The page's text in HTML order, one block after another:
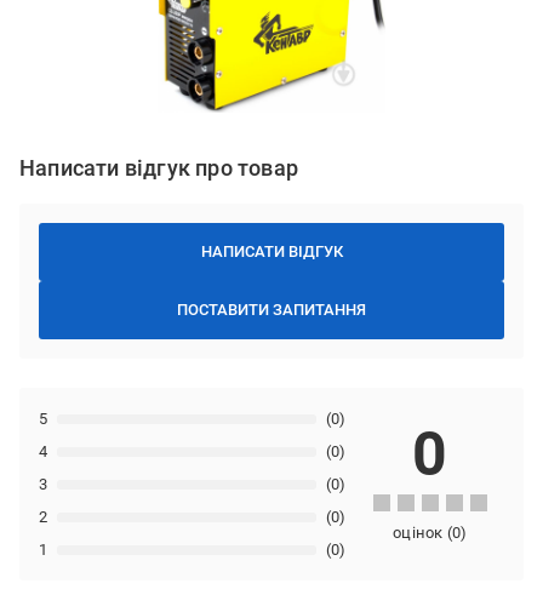
Написати відгук про товар
НАПИСАТИ ВІДГУК
ПОСТАВИТИ ЗАПИТАННЯ
1 (0)
2 (0)
3 (0)
4 (0)
5 (0)
0
оцінок (0)